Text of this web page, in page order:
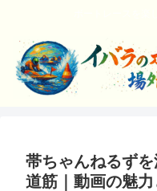
帯ちゃんねるず
道筋｜動画の魅